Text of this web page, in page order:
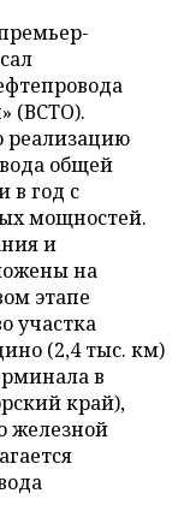
(ВСТО).
реализацию
общей
в год с
мощностей.
и
на
этапе
участка
(2,4 тыс. км)
в
край),
железной